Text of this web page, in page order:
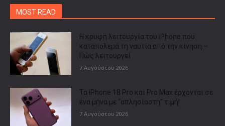
MOST READ
Η κρυφή λειτουργία του iPhone που
καταπολεμά τη ναυτία από την κίνηση –
Πώς λειτουργεί
7 Αυγούστου 2026
Τα iPhone 18 Pro και Pro Max έρχονται σε
ένα μήνα με “απλησίαστη” τιμή!
7 Αυγούστου 2026